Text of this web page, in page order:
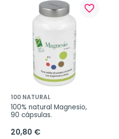
favorite_border
100 NATURAL
100% natural Magnesio,
90 cápsulas.
20,80 €